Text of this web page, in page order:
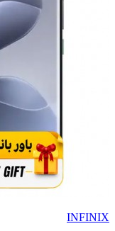
INFINIX